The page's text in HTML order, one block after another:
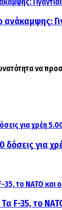
ανάκαμψης:
να
δόσεις για
F-35, το